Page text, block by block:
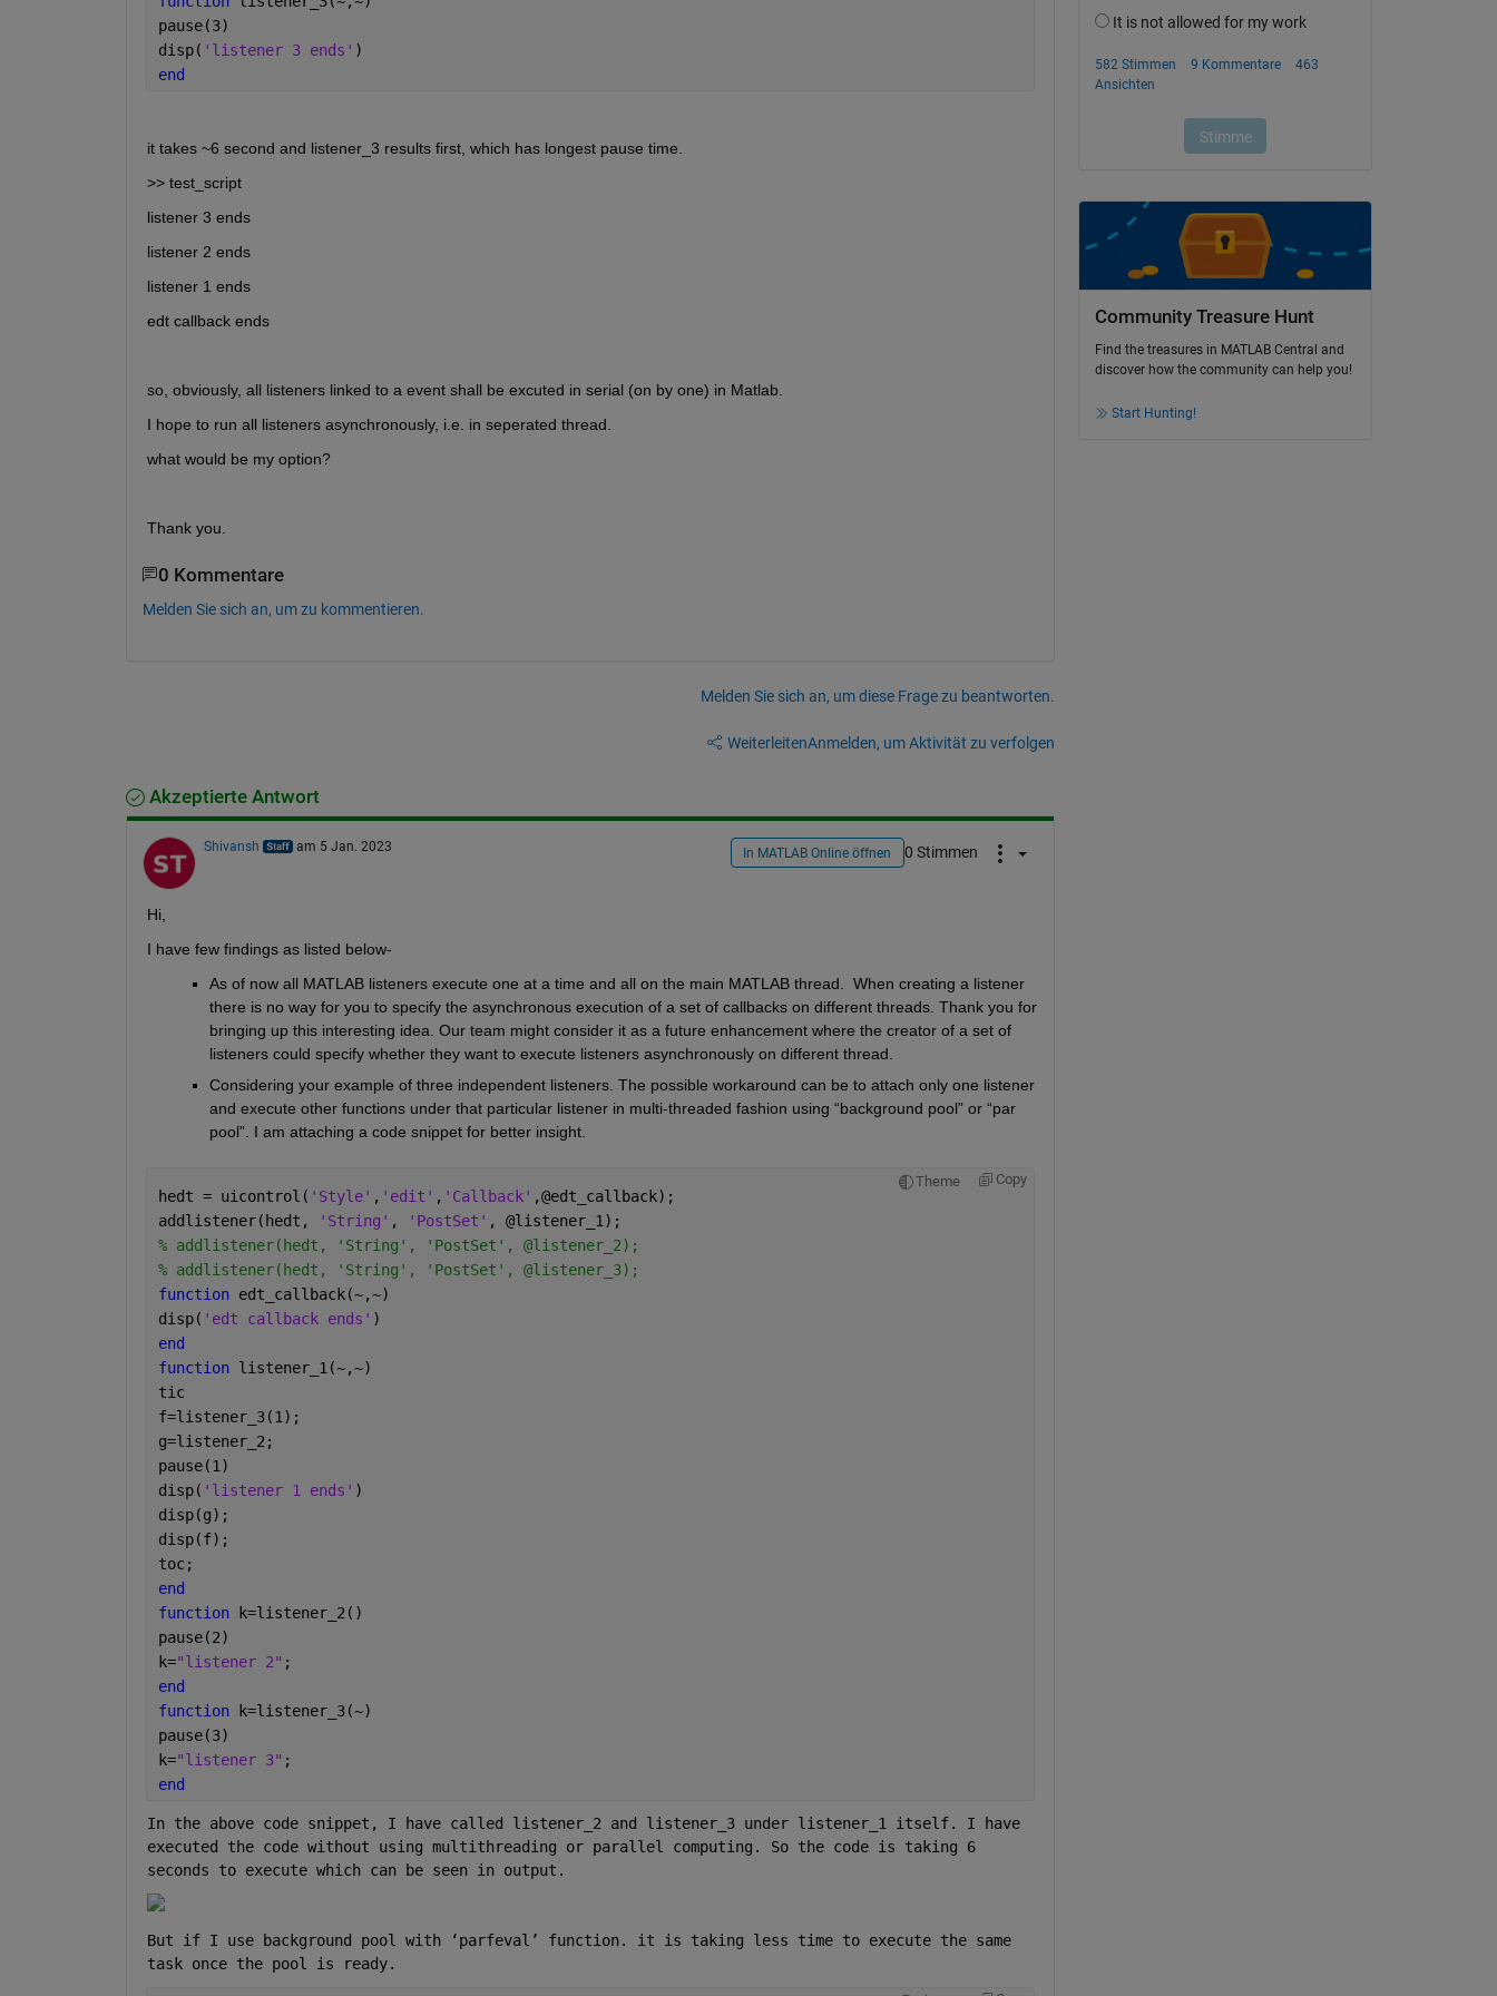
pause(3)
disp( 'listener 3 ends' )
end
it takes ~6 second and listener_3 results first, which has longest pause time.
>> test_script
listener 3 ends
listener 2 ends
listener 1 ends
edt callback ends
so, obviously, all listeners linked to a event shall be excuted in serial (on by one) in Matlab.
I hope to run all listeners asynchronously, i.e. in seperated thread.
what would be my option?
Thank you.
0 Kommentare
Melden Sie sich an, um zu kommentieren.
Melden Sie sich an, um diese Frage zu beantworten.
WeiterleitenAnmelden, um Aktivität zu verfolgen
Akzeptierte Antwort
Shivansh am 5 Jan. 2023 In MATLAB Online öffnen 0 Stimmen
Hi,
I have few findings as listed below-
As of now all MATLAB listeners execute one at a time and all on the main MATLAB thread.  When creating a listener
there is no way for you to specify the asynchronous execution of a set of callbacks on different threads. Thank you for
bringing up this interesting idea. Our team might consider it as a future enhancement where the creator of a set of
listeners could specify whether they want to execute listeners asynchronously on different thread.
Considering your example of three independent listeners. The possible workaround can be to attach only one listener
and execute other functions under that particular listener in multi-threaded fashion using “background pool” or “par
pool”. I am attaching a code snippet for better insight.
Theme Copy
hedt = uicontrol( 'Style' , 'edit' , 'Callback' ,@edt_callback);
addlistener(hedt,
'String' , 'PostSet' , @listener_1);
% addlistener(hedt, 'String', 'PostSet', @listener_2);
% addlistener(hedt, 'String', 'PostSet', @listener_3);
function edt_callback(~,~)
disp( 'edt callback ends' )
end
function listener_1(~,~)
tic
f=listener_3(1);
g=listener_2;
pause(1)
disp( 'listener 1 ends' )
disp(g);
disp(f);
toc;
end
function
k=listener_2()
pause(2)
k="listener 2" ;
end
function
k=listener_3(~)
pause(3)
k="listener 3" ;
end
In the above code snippet, I have called listener_2 and listener_3 under listener_1 itself. I have
executed the code without using multithreading or parallel computing. So the code is taking 6
seconds to execute which can be seen in output.
But if I use background pool with ‘parfeval’ function. it is taking less time to execute the same
task once the pool is ready.
Community Treasure Hunt
Find the treasures in MATLAB Central and
discover how the community can help you!
Start Hunting!